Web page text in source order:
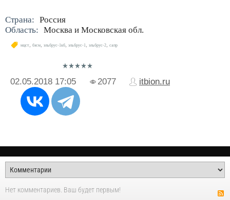
Страна: Россия
Область: Москва и Московская обл.
мцст, бэсм, эльбрус-1кб, эльбрус-1, эльбрус-2, сапр
02.05.2018 17:05 2077 itbion.ru
Нет комментариев. Ваш будет первым!